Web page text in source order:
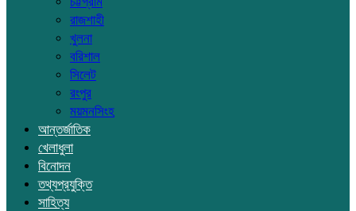
রাজশাহী
খুলনা
বরিশাল
সিলেট
রংপুর
ময়মনসিংহ
আন্তর্জাতিক
খেলাধুলা
বিনোদন
তথ্যপ্রযুক্তি
সাহিত্য